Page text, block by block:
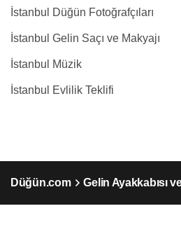
İstanbul Düğün Fotoğrafçıları
İstanbul Gelin Saçı ve Makyajı
İstanbul Müzik
İstanbul Evlilik Teklifi
Düğün.com Gelin Ayakkabısı